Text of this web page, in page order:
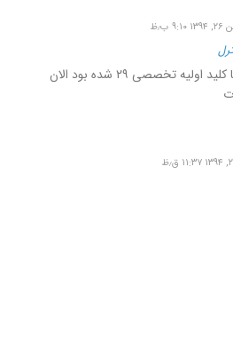
ب٫ظ
من درصدام رفته بالا با کلید اولیه تخصصی ۲۹ شده بود الان